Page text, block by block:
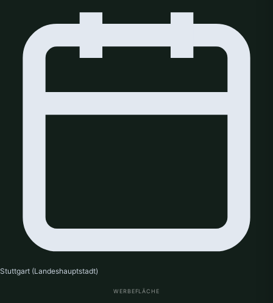
Stuttgart (Landeshauptstadt)
WERBEFLÄCHE